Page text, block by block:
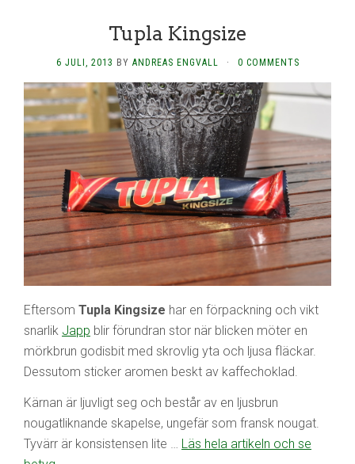
Tupla Kingsize
6 JULI, 2013 BY ANDREAS ENGVALL · 0 COMMENTS
Eftersom Tupla Kingsize har en förpackning och vikt
snarlik Japp blir förundran stor när blicken möter en
mörkbrun godisbit med skrovlig yta och ljusa fläckar.
Dessutom sticker aromen beskt av kaffechoklad.
Kärnan är ljuvligt seg och består av en ljusbrun
nougatliknande skapelse, ungefär som fransk nougat.
Tyvärr är konsistensen lite … Läs hela artikeln och se